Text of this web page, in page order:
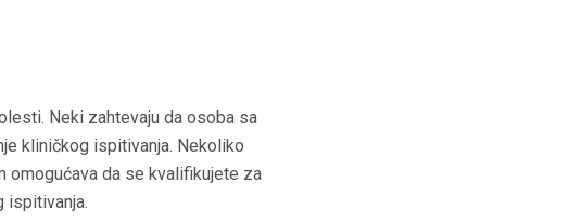
Neki zahtevaju da osoba sa
kliničkog ispitivanja. Nekoliko
omogućava da se kvalifikujete za
ispitivanja.